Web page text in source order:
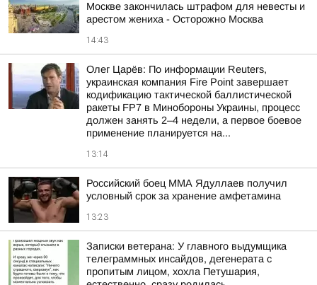
Москве закончилась штрафом для невесты и
арестом жениха - Осторожно Москва
14:43
Олег Царёв: По информации Reuters,
украинская компания Fire Point завершает
кодификацию тактической баллистической
ракеты FP7 в Минобороны Украины, процесс
должен занять 2–4 недели, а первое боевое
применение планируется на...
13:14
Российский боец ММА Ядуллаев получил
условный срок за хранение амфетамина
13:23
Записки ветерана: У главного выдумщика
телеграммных инсайдов, дегенерата с
пропитым лицом, хохла Петушария,